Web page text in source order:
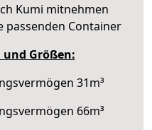
Kumi mitnehmen
passenden Container
Größen:
31m³
66m³